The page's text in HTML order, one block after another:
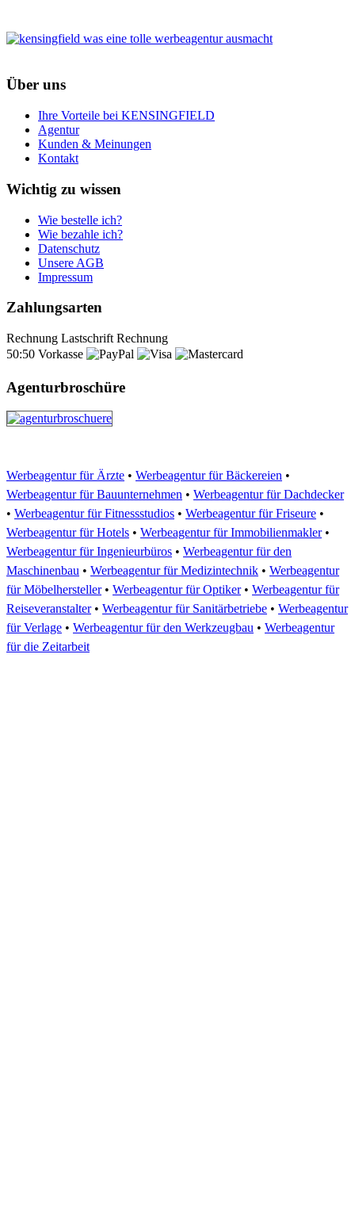
Über uns
Ihre Vorteile bei KENSINGFIELD
Agentur
Kunden & Meinungen
Kontakt
Wichtig zu wissen
Wie bestelle ich?
Wie bezahle ich?
Datenschutz
Unsere AGB
Impressum
Zahlungsarten
Rechnung Lastschrift Rechnung
50:50 Vorkasse
Agenturbroschüre
Werbeagentur für Ärzte • Werbeagentur für Bäckereien •
Werbeagentur für Bauunternehmen • Werbeagentur für Dachdecker
• Werbeagentur für Fitnessstudios • Werbeagentur für Friseure •
Werbeagentur für Hotels • Werbeagentur für Immobilienmakler•
Werbeagentur für Ingenieurbüros • Werbeagentur für den
Maschinenbau • Werbeagentur für Medizintechnik • Werbeagentur
für Möbelhersteller• Werbeagentur für Optiker• Werbeagentur für
Reiseveranstalter• Werbeagentur für Sanitärbetriebe • Werbeagentur
für Verlage • Werbeagentur für den Werkzeugbau • Werbeagentur
für die Zeitarbeit